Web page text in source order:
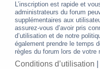
L’inscription est rapide et
administrateurs du forum
supplémentaires aux
assurez-vous d’avoir pris
d’utilisation et de notre
également prendre le temps
règles du forum lors de votre
Conditions d’utilisation